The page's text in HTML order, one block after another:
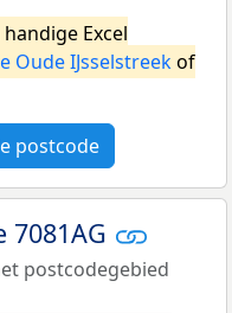
Excel
Oude IJsselstreekof
postcode
7081AG
postcodegebied